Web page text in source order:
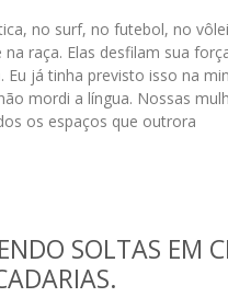
no surf, no futebol, no
raça. Elas desfilam sua
Eu já tinha previsto isso na
mordi a língua. Nossas
os espaços que outrora
SOLTAS EM